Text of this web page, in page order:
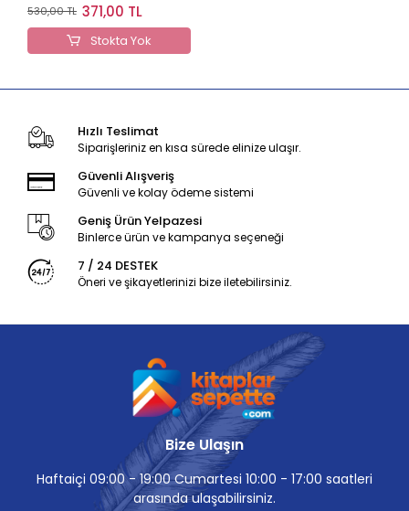
530,00 TL 371,00 TL
Stokta Yok
Hızlı Teslimat
Siparişleriniz en kısa sürede elinize ulaşır.
Güvenli Alışveriş
Güvenli ve kolay ödeme sistemi
Geniş Ürün Yelpazesi
Binlerce ürün ve kampanya seçeneği
7 / 24 DESTEK
Öneri ve şikayetlerinizi bize iletebilirsiniz.
Bize Ulaşın
Haftaiçi 09:00 - 19:00 Cumartesi 10:00 - 17:00 saatleri
arasında ulaşabilirsiniz.